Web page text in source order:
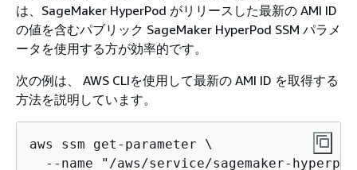
は、SageMaker HyperPod がリリースした最新の AMI ID
の値を含むパブリック SageMaker HyperPod SSM パラメ
ータを使用する方が効率的です。
次の例は、 AWS CLIを使用して最新の AMI ID を取得する
方法を説明しています。
aws ssm get-parameter \
--name "/aws/service/sagemaker-